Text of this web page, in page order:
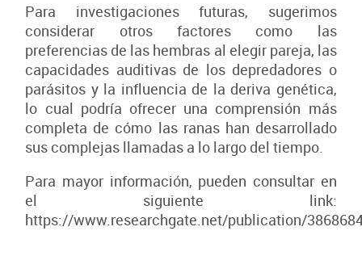
Para investigaciones futuras, sugerimos
considerar otros factores como las
preferencias de las hembras al elegir pareja, las
capacidades auditivas de los depredadores o
parásitos y la influencia de la deriva genética,
lo cual podría ofrecer una comprensión más
completa de cómo las ranas han desarrollado
sus complejas llamadas a lo largo del tiempo.
Para mayor información, pueden consultar en
el siguiente link:
https://www.researchgate.net/publication/